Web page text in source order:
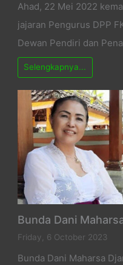
Ahad, 22 Mei 2022
jajaran Pengurus DPP
Dewan Pendiri dan
Selengkapnya...
Bunda Dani
Friday, 6 October 2023
Bunda Dani Maharsa